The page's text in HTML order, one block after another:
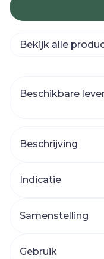
Bekijk alle
Beschikbare
Beschrijving
Indicatie
Samenstelling
Gebruik